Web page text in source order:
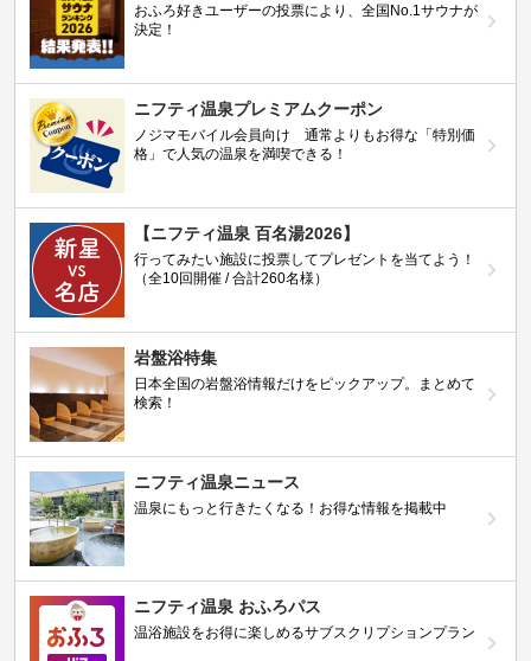
おふろ好きユーザーの投票により、全国No.1サウナが
決定！
ニフティ温泉プレミアムクーポン
ノジマモバイル会員向け 通常よりもお得な「特別価
格」で人気の温泉を満喫できる！
【ニフティ温泉 百名湯2026】
行ってみたい施設に投票してプレゼントを当てよう！
（全10回開催 / 合計260名様）
岩盤浴特集
日本全国の岩盤浴情報だけをピックアップ。まとめて
検索！
ニフティ温泉ニュース
温泉にもっと行きたくなる！お得な情報を掲載中
ニフティ温泉 おふろパス
温浴施設をお得に楽しめるサブスクリプションプラン